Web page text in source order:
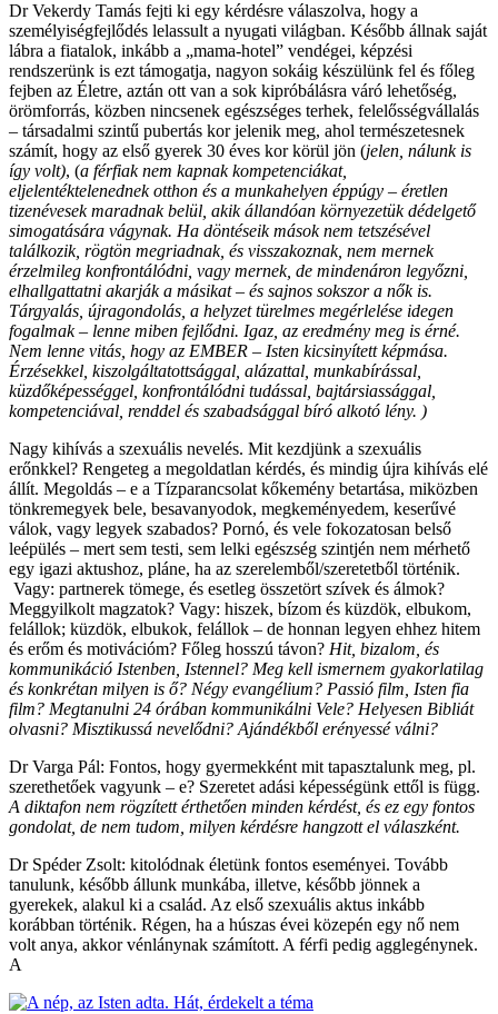
Dr Vekerdy Tamás fejti ki egy kérdésre válaszolva, hogy a
személyiségfejlődés lelassult a nyugati világban. Később állnak saját
lábra a fiatalok, inkább a „mama-hotel” vendégei, képzési
rendszerünk is ezt támogatja, nagyon sokáig készülünk fel és főleg
fejben az Életre, aztán ott van a sok kipróbálásra váró lehetőség,
örömforrás, közben nincsenek egészséges terhek, felelősségvállalás
– társadalmi szintű pubertás kor jelenik meg, ahol természetesnek
számít, hogy az első gyerek 30 éves kor körül jön (jelen, nálunk is
így volt), (a férfiak nem kapnak kompetenciákat,
eljelentéktelenednek otthon és a munkahelyen éppúgy – éretlen
tizenévesek maradnak belül, akik állandóan környezetük dédelgető
simogatására vágynak. Ha döntéseik mások nem tetszésével
találkozik, rögtön megriadnak, és visszakoznak, nem mernek
érzelmileg konfrontálódni, vagy mernek, de mindenáron legyőzni,
elhallgattatni akarják a másikat – és sajnos sokszor a nők is.
Tárgyalás, újragondolás, a helyzet türelmes megérlelése idegen
fogalmak – lenne miben fejlődni. Igaz, az eredmény meg is érné.
Nem lenne vitás, hogy az EMBER – Isten kicsinyített képmása.
Érzésekkel, kiszolgáltatottsággal, alázattal, munkabírással,
küzdőképességgel, konfrontálódni tudással, bajtársiassággal,
kompetenciával, renddel és szabadsággal bíró alkotó lény. )
Nagy kihívás a szexuális nevelés. Mit kezdjünk a szexuális
erőnkkel? Rengeteg a megoldatlan kérdés, és mindig újra kihívás elé
állít. Megoldás – e a Tízparancsolat kőkemény betartása, miközben
tönkremegyek bele, besavanyodok, megkeményedem, keserűvé
válok, vagy legyek szabados? Pornó, és vele fokozatosan belső
leépülés – mert sem testi, sem lelki egészség szintjén nem mérhető
egy igazi aktushoz, pláne, ha az szerelemből/szeretetből történik.
Vagy: partnerek tömege, és esetleg összetört szívek és álmok?
Meggyilkolt magzatok? Vagy: hiszek, bízom és küzdök, elbukom,
felállok; küzdök, elbukok, felállok – de honnan legyen ehhez hitem
és erőm és motivációm? Főleg hosszú távon? Hit, bizalom, és
kommunikáció Istenben, Istennel? Meg kell ismernem gyakorlatilag
és konkrétan milyen is ő? Négy evangélium? Passió film, Isten fia
film? Megtanulni 24 órában kommunikálni Vele? Helyesen Bibliát
olvasni? Misztikussá nevelődni? Ajándékből erényessé válni?
Dr Varga Pál: Fontos, hogy gyermekként mit tapasztalunk meg, pl.
szerethetőek vagyunk – e? Szeretet adási képességünk ettől is függ.
A diktafon nem rögzített érthetően minden kérdést, és ez egy fontos
gondolat, de nem tudom, milyen kérdésre hangzott el válaszként.
Dr Spéder Zsolt: kitolódnak életünk fontos eseményei. Tovább
tanulunk, később állunk munkába, illetve, később jönnek a
gyerekek, alakul ki a család. Az első szexuális aktus inkább
korábban történik. Régen, ha a húszas évei közepén egy nő nem
volt anya, akkor vénlánynak számított. A férfi pedig agglegénynek.
A